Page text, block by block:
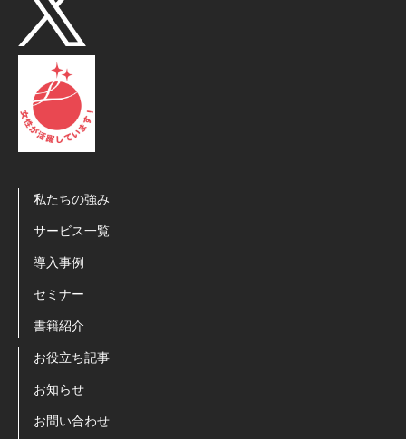
私たちの強み
サービス一覧
導入事例
セミナー
書籍紹介
お役立ち記事
お知らせ
お問い合わせ